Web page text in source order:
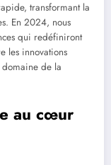
transformant la
En 2024, nous
qui redéfiniront
les innovations
domaine de la
au cœur